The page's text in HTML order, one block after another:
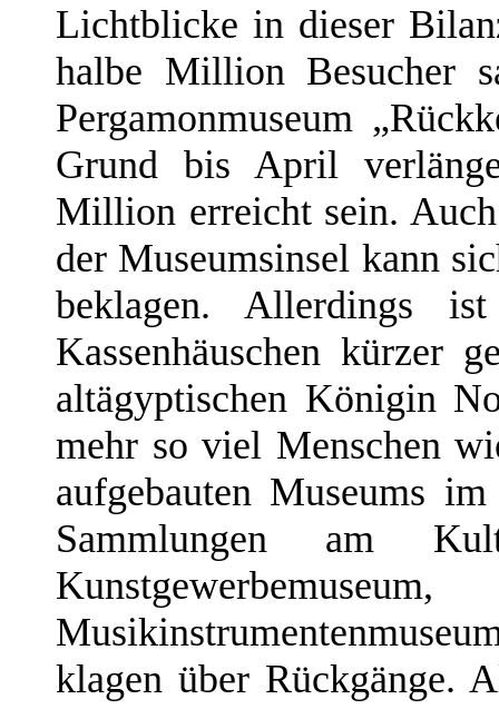
Lichtblicke in dieser
halbe Million Besucher
Pergamonmuseum
Grund bis April
Million erreicht sein.
der Museumsinsel kann
beklagen. Allerdings
Kassenhäuschen kürzer
altägyptischen Königin
mehr so viel Menschen
aufgebauten Museums
Sammlungen am
klagen über Rückgänge.